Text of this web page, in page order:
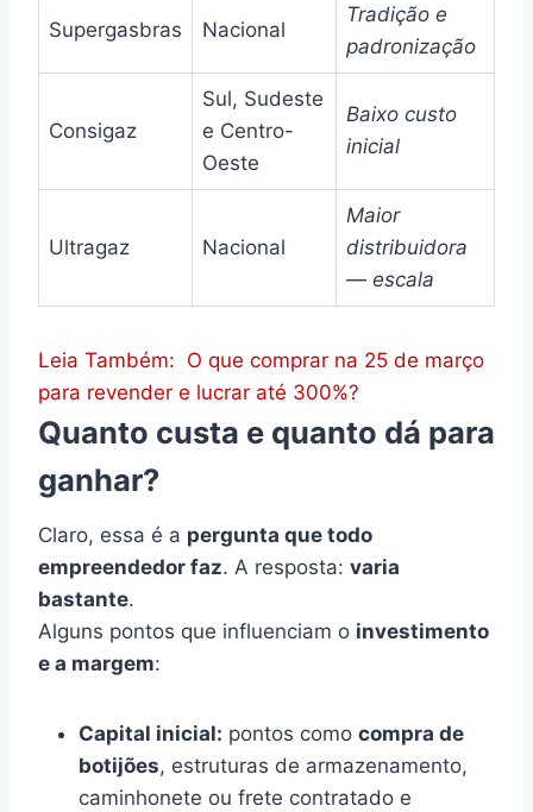
Supergasbras Nacional
Tradição e
padronização
Consigaz
Sul, Sudeste
e Centro-
Oeste
Baixo custo
inicial
Ultragaz Nacional
Maior
distribuidora
— escala
Leia Também: O que comprar na 25 de março
para revender e lucrar até 300%?
Quanto custa e quanto dá para
ganhar?
Claro, essa é a pergunta que todo
empreendedor faz. A resposta: varia
bastante.
Alguns pontos que influenciam o investimento
e a margem:
Capital inicial: pontos como compra de
botijões, estruturas de armazenamento,
caminhonete ou frete contratado e